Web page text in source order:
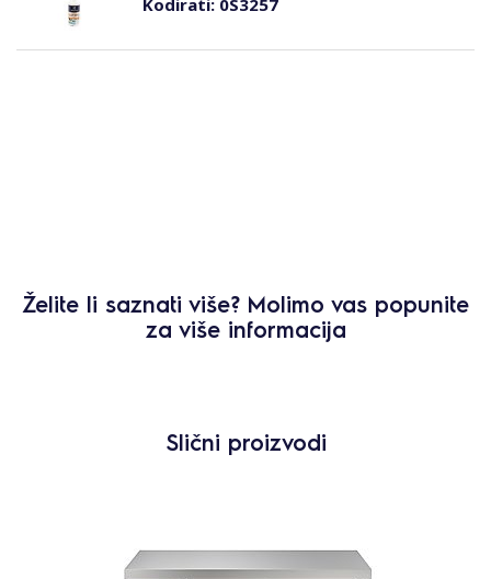
Želite li saznati više? Molimo vas popunite
za više informacija
Slični proizvodi